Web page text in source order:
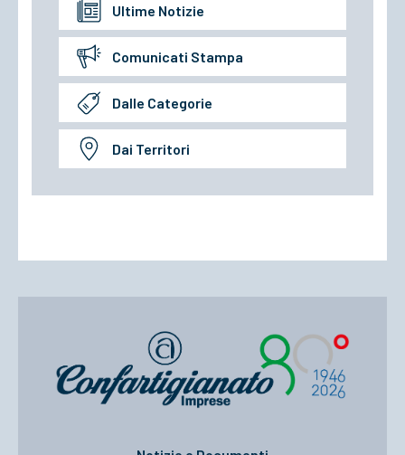
Ultime Notizie
Comunicati Stampa
Dalle Categorie
Dai Territori